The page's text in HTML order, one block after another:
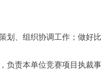
、组织协调工作；做好
负责本单位竞赛项目执裁事